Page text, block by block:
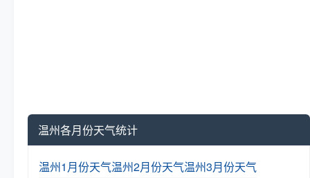
温州各月份天气统计
温州1月份天气温州2月份天气温州3月份天气